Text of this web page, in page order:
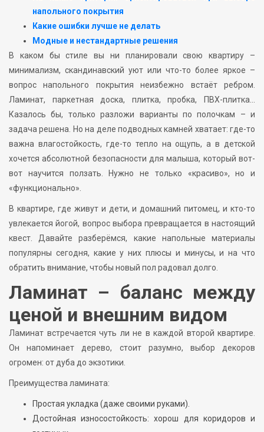
напольного покрытия
Какие ошибки лучше не делать
Модные и нестандартные решения
В каком бы стиле вы ни планировали свою квартиру –
минимализм, скандинавский уют или что-то более яркое –
вопрос напольного покрытия неизбежно встаёт ребром.
Ламинат, паркетная доска, плитка, пробка, ПВХ-плитка…
Казалось бы, только разложи варианты по полочкам – и
задача решена. Но на деле подводных камней хватает: где-то
важна влагостойкость, где-то тепло на ощупь, а в детской
хочется абсолютной безопасности для малыша, который вот-
вот научится ползать. Нужно не только «красиво», но и
«функционально».
В квартире, где живут и дети, и домашний питомец, и кто-то
увлекается йогой, вопрос выбора превращается в настоящий
квест. Давайте разберёмся, какие напольные материалы
популярны сегодня, какие у них плюсы и минусы, и на что
обратить внимание, чтобы новый пол радовал долго.
Ламинат – баланс между
ценой и внешним видом
Ламинат встречается чуть ли не в каждой второй квартире.
Он напоминает дерево, стоит разумно, выбор декоров
огромен: от дуба до экзотики.
Преимущества ламината:
Простая укладка (даже своими руками).
Достойная износостойкость: хорош для коридоров и